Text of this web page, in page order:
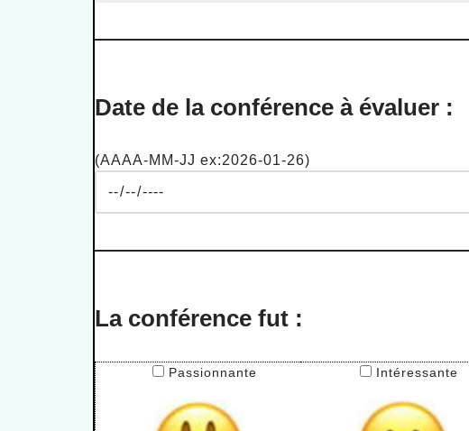
Date de la conférence à évaluer :
(AAAA-MM-JJ ex:2026-01-26)
La conférence fut :
Passionnante Intéressante